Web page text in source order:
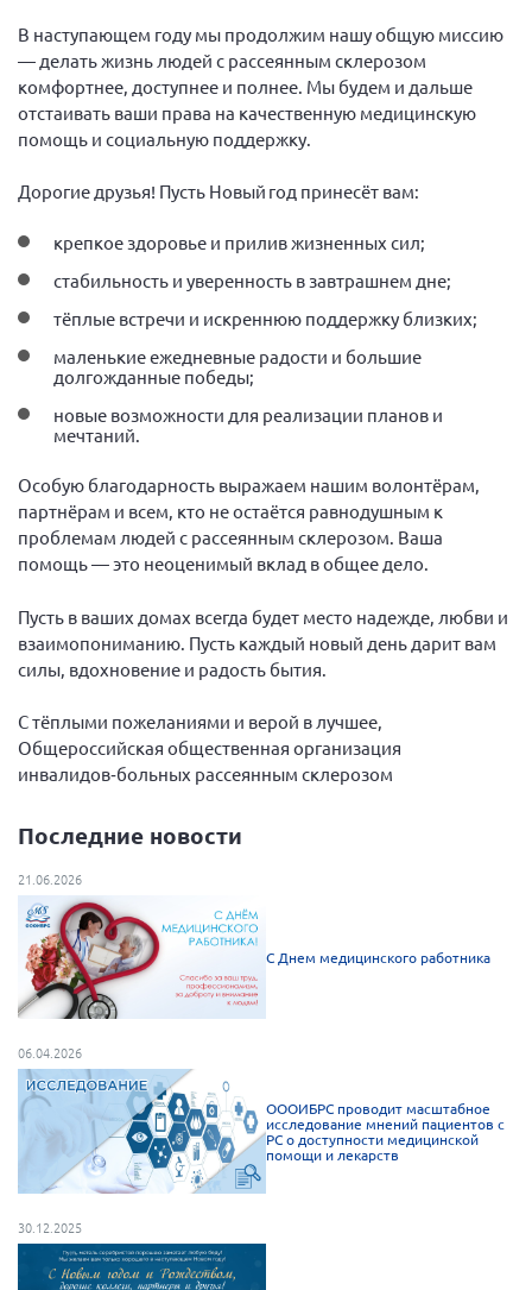
Конференция ОООИБРС 2026
Конференция ОООИБРС 2025
Экспертный совет ОООИБРС 2025
Конференция ОООИБРС 2024
Конференция ОООИБРС 2023
Конференция ОООИБРС 2021
Конференция ВСЭ 2021
Документы съездов
Первый съезд
Третий съезд
Четвертый съезд
Пятый съезд
Шестой съезд
ОФ «Фонд содействия больным рассеянным
Новости: Казахстан
Письма и официальные ответы
Нормативно-правовые документы
Методическая литература для НКО
Исследования, аналитика, мнения
Всероссийская онлайн конференция
"Рассеянный склероз. XX лет работы
ОООИБРС" (25-29.08.2020)
Всероссийская конференция-тренинг
"Рассеянный склероз: новые реалии" (26-
29.05.2022)
Общероссийская РС
Алтайский край
Архангельская область
В наступающем году мы продолжим нашу общую миссию
— делать жизнь людей с рассеянным склерозом
комфортнее, доступнее и полнее. Мы будем и дальше
отстаивать ваши права на качественную медицинскую
помощь и социальную поддержку.
Дорогие друзья! Пусть Новый год принесёт вам:
крепкое здоровье и прилив жизненных сил;
стабильность и уверенность в завтрашнем дне;
тёплые встречи и искреннюю поддержку близких;
маленькие ежедневные радости и большие
долгожданные победы;
новые возможности для реализации планов и
мечтаний.
Особую благодарность выражаем нашим волонтёрам,
партнёрам и всем, кто не остаётся равнодушным к
проблемам людей с рассеянным склерозом. Ваша
помощь — это неоценимый вклад в общее дело.
Пусть в ваших домах всегда будет место надежде, любви и
взаимопониманию. Пусть каждый новый день дарит вам
силы, вдохновение и радость бытия.
С тёплыми пожеланиями и верой в лучшее,
Общероссийская общественная организация
инвалидов‑больных рассеянным склерозом
Последние новости
21.06.2026
С Днем медицинского работника
06.04.2026
ОООИБРС проводит масштабное
исследование мнений пациентов с
РС о доступности медицинской
помощи и лекарств
30.12.2025